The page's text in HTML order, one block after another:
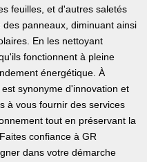
feuilles, et d'autres saletés
panneaux, diminuant ainsi
En les nettoyant
fonctionnent à pleine
énergétique. À
synonyme d'innovation et
à vous fournir des services
tout en préservant la
confiance à GR
dans votre démarche